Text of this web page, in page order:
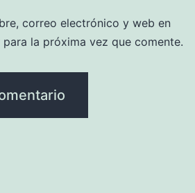
correo electrónico y web en
la próxima vez que comente.